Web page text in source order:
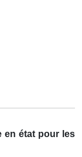
en état pour les